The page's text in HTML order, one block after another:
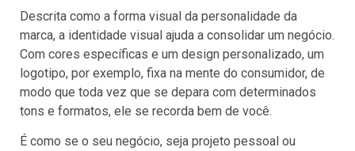
Descrita como a forma visual da personalidade da
marca, a identidade visual ajuda a consolidar um negócio.
Com cores específicas e um design personalizado, um
logotipo, por exemplo, fixa na mente do consumidor, de
modo que toda vez que se depara com determinados
tons e formatos, ele se recorda bem de você.
É como se o seu negócio, seja projeto pessoal ou